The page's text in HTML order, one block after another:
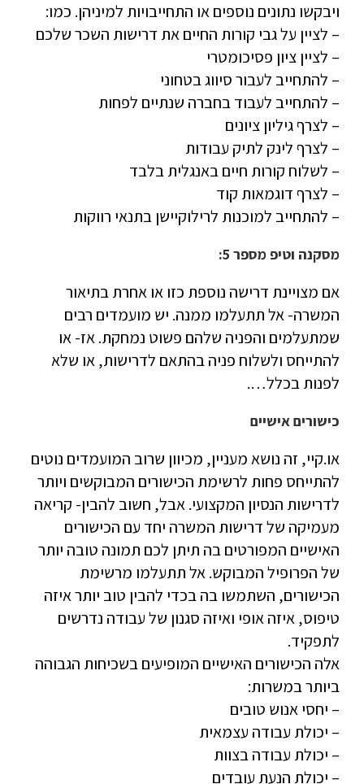
ויבקשו נתונים נוספים או התחייבויות למיניהן. כמו:
– לציין על גבי קורות החיים את דרישות השכר שלכם
– לציין ציון פסיכומטרי
– להתחייב לעבור סיווג בטחוני
– להתחייב לעבוד בחברה שנתיים לפחות
– לצרף גיליון ציונים
– לצרף לינק לתיק עבודות
– לשלוח קורות חיים באנגלית בלבד
– לצרף דוגמאות קוד
– להתחייב למוכנות לרילוקיישן בתנאי רווקות
מסקנה וטיפ מספר 5:
אם מצויינת דרישה נוספת כזו או אחרת בתיאור
המשרה- אל תתעלמו ממנה. יש מועמדים רבים
שמתעלמים והפניה שלהם פשוט נמחקת. אז- או
להתייחס ולשלוח פניה בהתאם לדרישות, או שלא
לפנות בכלל….
כישורים אישיים
או.קיי, זה נושא מעניין, מכיוון שרוב המועמדים נוטים
להתייחס פחות לרשימת הכישורים המבוקשים ויותר
לדרישות הנסיון המקצועי. אבל, חשוב להבין- קריאה
מעמיקה של דרישות המשרה יחד עם הכישורים
האישיים המפורטים בה תיתן לכם תמונה טובה יותר
של הפרופיל המבוקש. אל תתעלמו מרשימת
הכישורים, השתמשו בה בכדי להבין טוב יותר איזה
טיפוס, איזה אופי ואיזה סגנון של עבודה נדרשים
לתפקיד.
אלה הכישורים האישיים המופיעים בשכיחות הגבוהה
ביותר במשרות:
– יחסי אנוש טובים
– יכולת עבודה עצמאית
– יכולת עבודה בצוות
– יכולת הנעת עובדים